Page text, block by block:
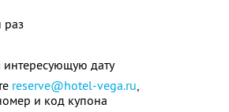
раз
дату
reserve@hotel-vega.ru,
и код купона